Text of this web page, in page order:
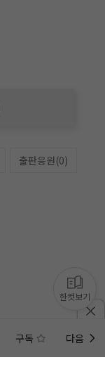
출판응원(0)
구독 다음
한컷보기
미노벨 앱설치하기